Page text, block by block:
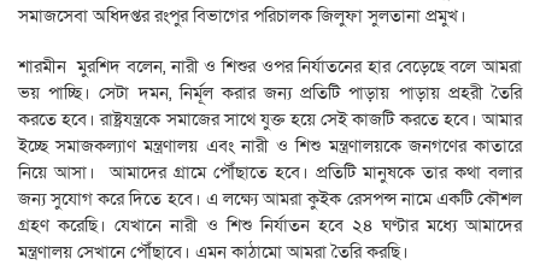
সমাজসেবা অধিদপ্তর রংপুর বিভাগের পরিচালক জিলুফা সুলতানা প্রমুখ।
শারমীন মুরশিদ বলেন, নারী ও শিশুর ওপর নির্যাতনের হার বেড়েছে বলে আমরা
ভয় পাচ্ছি। সেটা দমন, নির্মূল করার জন্য প্রতিটি পাড়ায় পাড়ায় প্রহরী তৈরি
করতে হবে। রাষ্ট্রযন্ত্রকে সমাজের সাথে যুক্ত হয়ে সেই কাজটি করতে হবে। আমার
ইচ্ছে সমাজকল্যাণ মন্ত্রণালয় এবং নারী ও শিশু মন্ত্রণালয়কে জনগণের কাতারে
নিয়ে আসা। আমাদের গ্রামে পৌঁছাতে হবে। প্রতিটি মানুষকে তার কথা বলার
জন্য সুযোগ করে দিতে হবে। এ লক্ষ্যে আমরা কুইক রেসপন্স নামে একটি কৌশল
গ্রহণ করেছি। যেখানে নারী ও শিশু নির্যাতন হবে ২৪ ঘণ্টার মধ্যে আমাদের
মন্ত্রণালয় সেখানে পৌঁছাবে। এমন কাঠামো আমরা তৈরি করছি।